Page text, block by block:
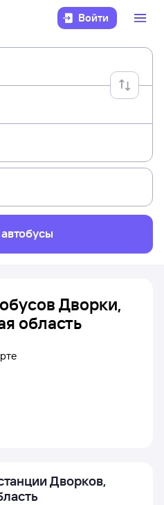
Войти
Дворки,
область
Дворков,